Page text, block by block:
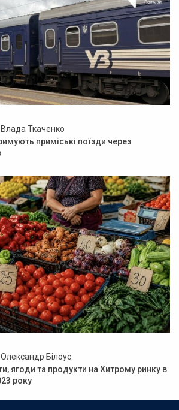
Влада Ткаченко
приміські поїзди через
Олександр Білоус
ягоди та продукти на Хитрому ринку в
року